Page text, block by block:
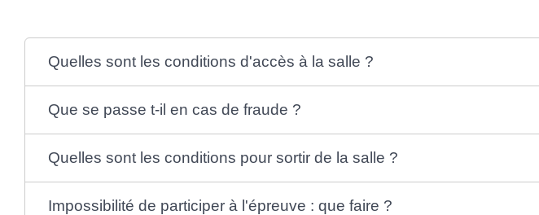
Quelles sont les conditions d'accès à la salle ?
Que se passe t-il en cas de fraude ?
Quelles sont les conditions pour sortir de la salle ?
Impossibilité de participer à l'épreuve : que faire ?